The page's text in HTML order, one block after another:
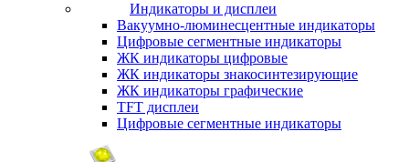
Индикаторы и дисплеи
Вакуумно-люминесцентные индикаторы
Цифровые сегментные индикаторы
ЖК индикаторы цифровые
ЖК индикаторы знакосинтезирующие
ЖК индикаторы графические
TFT дисплеи
Цифровые сегментные индикаторы